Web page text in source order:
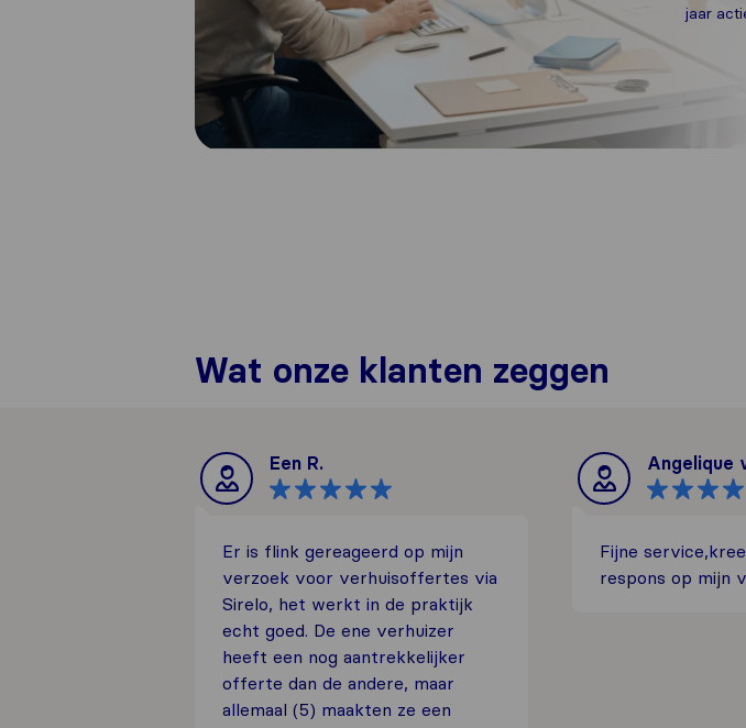
jaar
Wat onze klanten zeggen
Een R.
Er is flink gereageerd op mijn
verzoek voor verhuisoffertes via
Sirelo, het werkt in de praktijk
echt goed. De ene verhuizer
heeft een nog aantrekkelijker
offerte dan de andere, maar
allemaal (5) maakten ze een
Angelique
Fijne
respons op mijn